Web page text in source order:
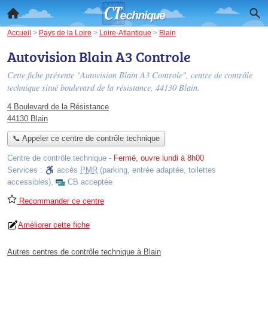
Accueil > Pays de la Loire > Loire-Atlantique > Blain
Autovision Blain A3 Controle
Cette fiche présente "Autovision Blain A3 Controle", centre de contrôle
technique situé boulevard de la résistance, 44130 Blain.
4 Boulevard de la Résistance
44130 Blain
📞 Appeler ce centre de contrôle technique
Centre de contrôle technique - Fermé, ouvre lundi à 8h00
Services :
accès PMR (parking, entrée adaptée, toilettes
accessibles), CB acceptée
Recommander ce centre
Améliorer cette fiche
Autres centres de contrôle technique à Blain